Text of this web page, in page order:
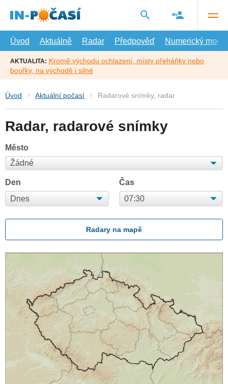
hlavní
Úvod
Aktuálně Radar Předpověď Numerický model
AKTUALITA: Kromě východu ochlazení, místy přeháňky nebo
bouřky, na východě i silné
Úvod Aktuální počasí Radarové snímky, radar
Radar, radarové snímky
Město
Den Čas
Radary na mapě